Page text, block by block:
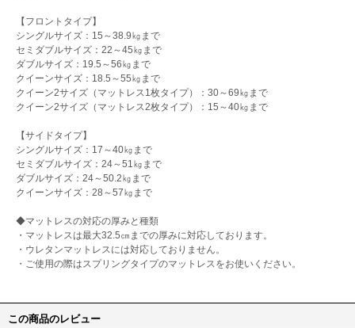
【フロントタイプ】
シングルサイズ：15～38.9㎏まで
セミダブルサイズ：22～45㎏まで
ダブルサイズ：19.5～56㎏まで
クイーンサイズ：18.5～55㎏まで
クイーン2サイズ（マットレス1枚タイプ）：30～69㎏まで
クイーン2サイズ（マットレス2枚タイプ）：15～40㎏まで
【サイドタイプ】
シングルサイズ：17～40㎏まで
セミダブルサイズ：24～51㎏まで
ダブルサイズ：24～50.2㎏まで
クイーンサイズ：28～57㎏まで
◆マットレスの対応の厚みと種類
・マットレスは最大32.5㎝までの厚みに対応しております。
・ウレタンマットレスには対応しておりません。
・ご使用の際はスプリングタイプのマットレスをお使いください。
この商品のレビュー